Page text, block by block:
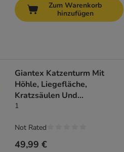
Zum Warenkorb
hinzufügen
Giantex Katzenturm Mit
Höhle, Liegefläche,
Kratzsäulen Und
Spielzubehör
1
49,99 €
Not Rated